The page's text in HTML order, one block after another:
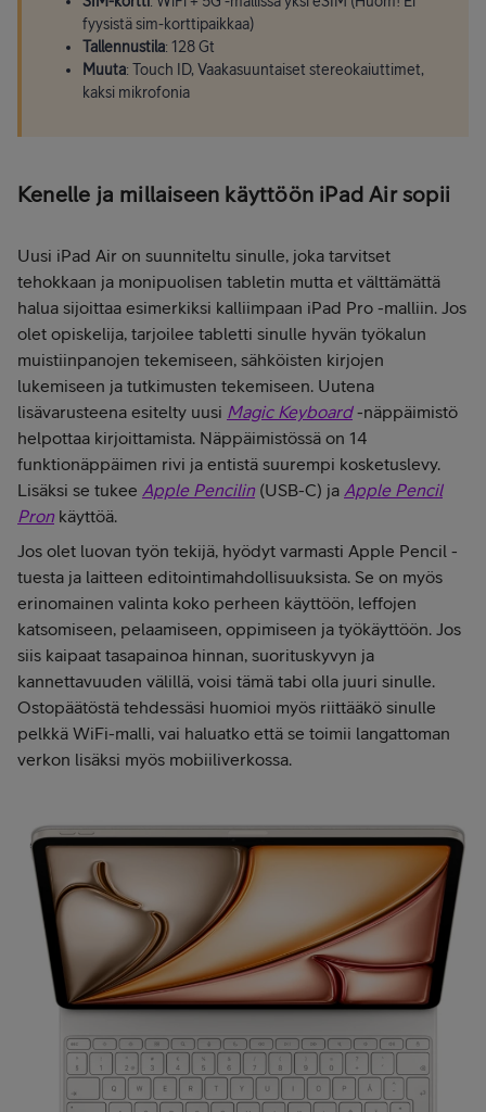
fyysistä sim-korttipaikkaa)
Tallennustila: 128 Gt
Muuta: Touch ID, Vaakasuuntaiset stereokaiuttimet,
kaksi mikrofonia
Kenelle ja millaiseen käyttöön iPad Air sopii
Uusi iPad Air on suunniteltu sinulle, joka tarvitset
tehokkaan ja monipuolisen tabletin mutta et välttämättä
halua sijoittaa esimerkiksi kalliimpaan iPad Pro -malliin. Jos
olet opiskelija, tarjoilee tabletti sinulle hyvän työkalun
muistiinpanojen tekemiseen, sähköisten kirjojen
lukemiseen ja tutkimusten tekemiseen. Uutena
lisävarusteena esitelty uusi Magic Keyboard-näppäimistö
helpottaa kirjoittamista. Näppäimistössä on 14
funktionäppäimen rivi ja entistä suurempi kosketuslevy.
Lisäksi se tukee Apple Pencilin(USB-C) ja Apple Pencil
Pronkäyttöä.
Jos olet luovan työn tekijä, hyödyt varmasti Apple Pencil -
tuesta ja laitteen editointimahdollisuuksista. Se on myös
erinomainen valinta koko perheen käyttöön, leffojen
katsomiseen, pelaamiseen, oppimiseen ja työkäyttöön. Jos
siis kaipaat tasapainoa hinnan, suorituskyvyn ja
kannettavuuden välillä, voisi tämä tabi olla juuri sinulle.
Ostopäätöstä tehdessäsi huomioi myös riittääkö sinulle
pelkkä WiFi-malli, vai haluatko että se toimii langattoman
verkon lisäksi myös mobiiliverkossa.